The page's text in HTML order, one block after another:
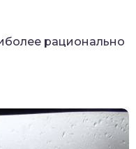
рационально